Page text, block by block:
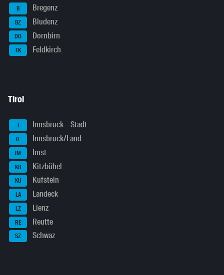
B Bregenz
BZ Bludenz
DO Dornbirn
FK Feldkirch
Tirol
I Innsbruck – Stadt
IL Innsbruck/Land
IM Imst
KB Kitzbühel
KU Kufstein
LA Landeck
LZ Lienz
RE Reutte
SZ Schwaz